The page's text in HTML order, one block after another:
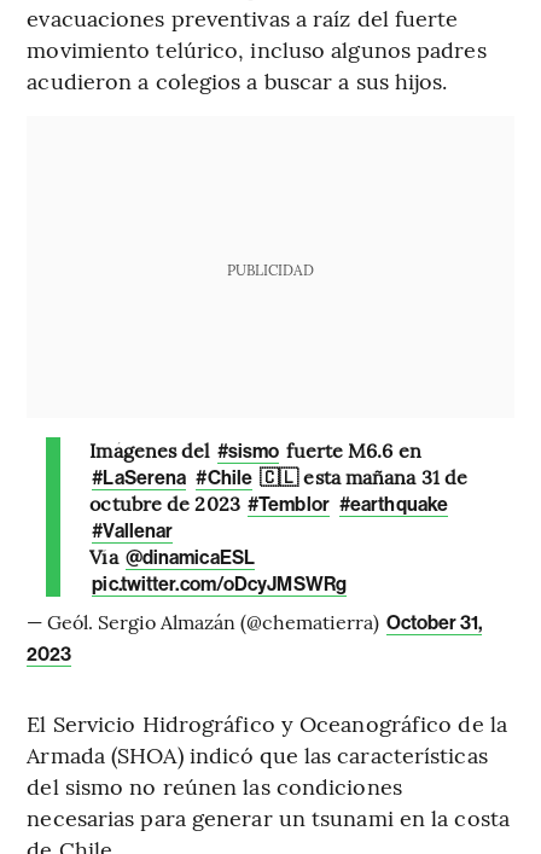
evacuaciones preventivas a raíz del fuerte
movimiento telúrico, incluso algunos padres
acudieron a colegios a buscar a sus hijos.
PUBLICIDAD
Imágenes del #sismo fuerte M6.6 en
#LaSerena #Chile 🇨🇱 esta mañana 31 de
octubre de 2023 #Temblor #earthquake
#Vallenar
Vía @dinamicaESL
pic.twitter.com/oDcyJMSWRg
— Geól. Sergio Almazán (@chematierra) October 31,
2023
El Servicio Hidrográfico y Oceanográfico de la
Armada (SHOA) indicó que las características
del sismo no reúnen las condiciones
necesarias para generar un tsunami en la costa